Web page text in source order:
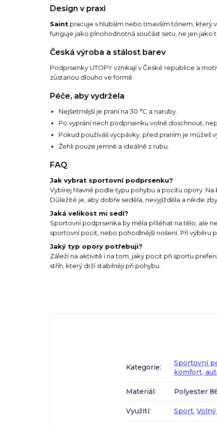
Design v praxi
Saint pracuje s hlubším nebo tmavším tónem, který
funguje jako plnohodnotná součást setu, ne jen jako
Česká výroba a stálost barev
Podprsenky UTOPY vznikají v České republice a
zůstanou dlouho ve formě.
Péče, aby vydržela
Nejšetrnější je praní na 30 °C a naruby.
Po vyprání nech podprsenku volně doschnout,
Pokud používáš vycpávky, před praním je můžeš
Žehli pouze jemně a ideálně z rubu.
FAQ
Jak vybrat sportovní podprsenku?
Vybírej hlavně podle typu pohybu a pocitu opory.
Důležité je, aby dobře seděla, nevyjížděla a nikde
Jaká velikost mi sedí?
Sportovní podprsenka by měla přiléhat na tělo, ale
sportovní pocit, nebo pohodlnější nošení. Při výběru
Jaký typ opory potřebuji?
Záleží na aktivitě i na tom, jaký pocit při sportu
střih, který drží stabilněji při pohybu.
Kategorie:
Sportovní
komfort,
Materiál: Polyester
Využití: Sport,